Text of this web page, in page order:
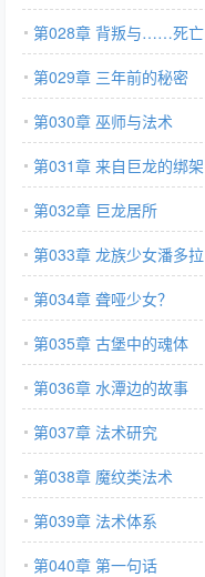
第028章 背叛与……死亡
第029章 三年前的秘密
第030章 巫师与法术
第031章 来自巨龙的绑架
第032章 巨龙居所
第033章 龙族少女潘多拉
第034章 聋哑少女？
第035章 古堡中的魂体
第036章 水潭边的故事
第037章 法术研究
第038章 魔纹类法术
第039章 法术体系
第040章 第一句话